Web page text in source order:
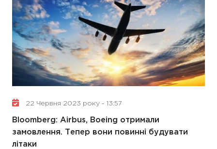
22 Червня 2023 року - 13:57
Bloomberg: Airbus, Boeing отримали
замовлення. Тепер вони повинні будувати
літаки